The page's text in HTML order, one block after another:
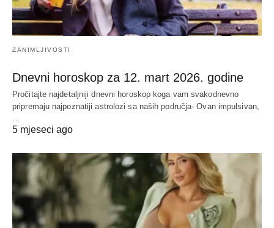
ZANIMLJIVOSTI
Dnevni horoskop za 12. mart 2026. godine
Pročitajte najdetaljniji dnevni horoskop koga vam svakodnevno
pripremaju najpoznatiji astrolozi sa naših područja- Ovan impulsivan,
5 mjeseci ago